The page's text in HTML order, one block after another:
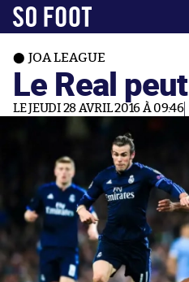
JOA LEAGUE
Le Real
LE JEUDI 28 AVRIL 2016 À 09:46